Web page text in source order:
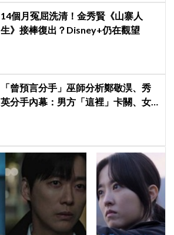
14個月冤屈洗清！金秀賢《山寨人
生》接棒復出？Disney+仍在觀望
「曾預言分手」巫師分析鄭敬淏、秀
英分手內幕：男方「這裡」卡關、女